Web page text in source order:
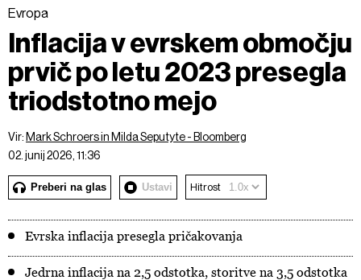
Evropa
Inflacija v evrskem območju
prvič po letu 2023 presegla
triodstotno mejo
Vir: Mark Schroers in Milda Seputyte - Bloomberg
02. junij 2026, 11:36
Preberi na glas Ustavi Hitrost
Evrska inflacija presegla pričakovanja
Jedrna inflacija na 2,5 odstotka, storitve na 3,5 odstotka